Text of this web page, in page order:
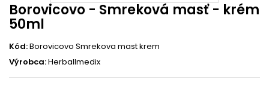
Borovicovo - Smreková masť - krém
50ml
Kód:Borovicovo Smrekova mast krem
Výrobca:Herballmedix